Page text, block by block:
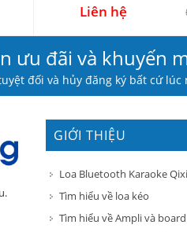
Liên hệ
ưu đãi và khuyến
đối và hủy đăng ký bất cứ lúc
GIỚI THIỆU
Loa Bluetooth Karaoke Qixi
Tìm hiểu về loa kéo
Tìm hiểu về Ampli và